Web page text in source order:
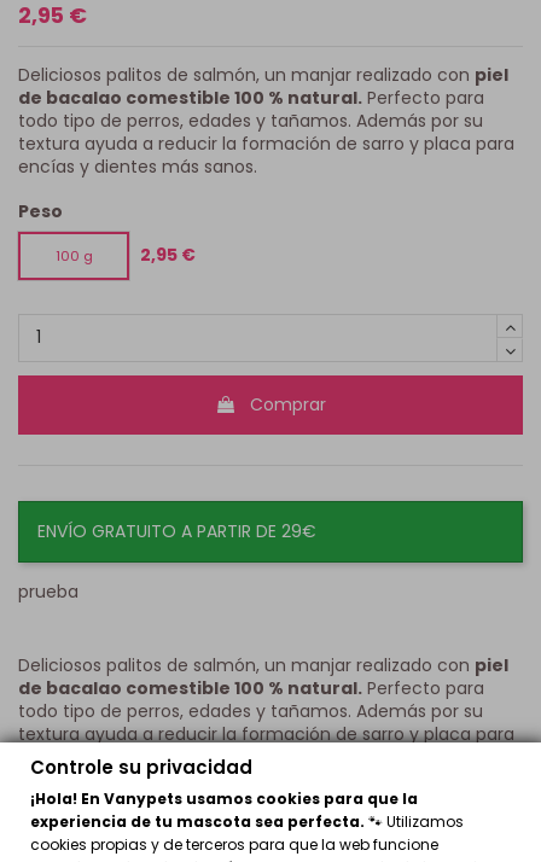
2,95 €
Deliciosos palitos de salmón, un manjar realizado con piel
de bacalao comestible 100 % natural. Perfecto para
todo tipo de perros, edades y tañamos. Además por su
textura ayuda a reducir la formación de sarro y placa para
encías y dientes más sanos.
Peso
100 g 2,95 €
Comprar
ENVÍO GRATUITO A PARTIR DE 29€
prueba
Deliciosos palitos de salmón, un manjar realizado con piel
de bacalao comestible 100 % natural. Perfecto para
todo tipo de perros, edades y tañamos. Además por su
textura ayuda a reducir la formación de sarro y placa para
encías y dientes más sanos.
Ingredientes:
100% piel de bacalao
Controle su privacidad
¡Hola! En Vanypets usamos cookies para que la
experiencia de tu mascota sea perfecta. 🐾 Utilizamos
cookies propias y de terceros para que la web funcione